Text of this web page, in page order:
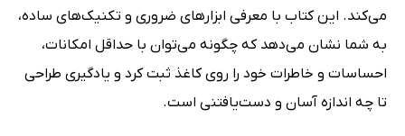
می‌کند. این کتاب با معرفی ابزارهای ضروری و تکنیک‌های ساده،
به شما نشان می‌دهد که چگونه می‌توان با حداقل امکانات،
احساسات و خاطرات خود را روی کاغذ ثبت کرد و یادگیری طراحی
تا چه اندازه آسان و دست‌یافتنی است.